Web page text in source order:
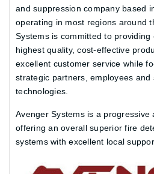
and suppression company based
operating in most regions around
Systems is committed to
highest quality, cost-effective
excellent customer service while
strategic partners, employees and
technologies.
Avenger Systems is a progressive
offering an overall superior fire
systems with excellent local